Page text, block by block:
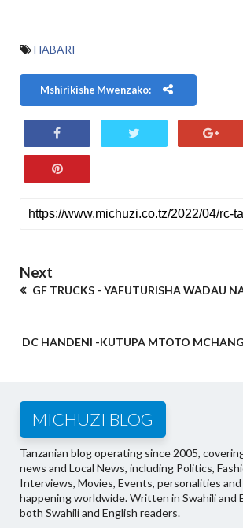
HABARI
Mshirikishe Mwenzako:
Next
GF TRUCKS - YAFUTURISHA WADAU
DC HANDENI -KUTUPA MTOTO
MICHUZI BLOG
Tanzanian blog operating since 2005,
news and Local News, including Politics,
Interviews, Movies, Events, personalities
happening worldwide. Written in Swahili and
both Swahili and English readers.